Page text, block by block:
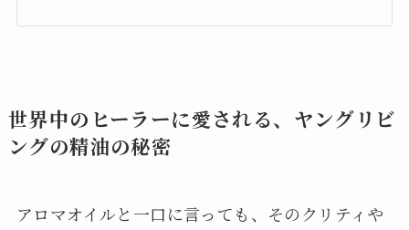
世界中のヒーラーに愛される、ヤングリビ
ングの精油の秘密
アロマオイルと一口に言っても、そのクリティや